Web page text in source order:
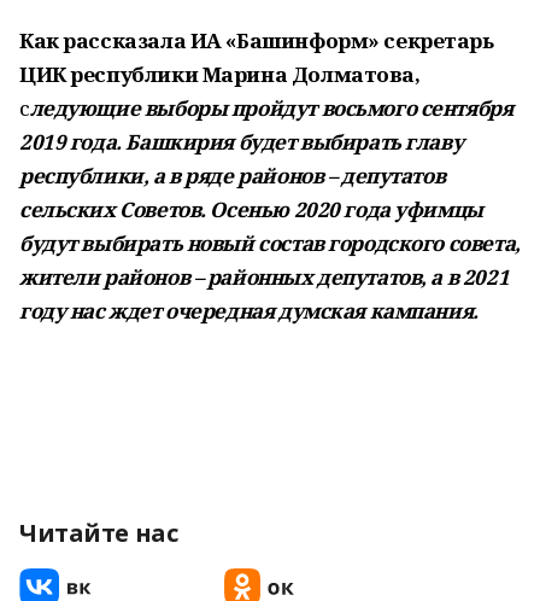
Как рассказала ИА «Башинформ» секретарь
ЦИК республики Марина Долматова,
следующие выборы пройдут восьмого сентября
2019 года. Башкирия будет выбирать главу
республики, а в ряде районов – депутатов
сельских Советов. Осенью 2020 года уфимцы
будут выбирать новый состав городского совета,
жители районов – районных депутатов, а в 2021
году нас ждет очередная думская кампания.
Читайте нас